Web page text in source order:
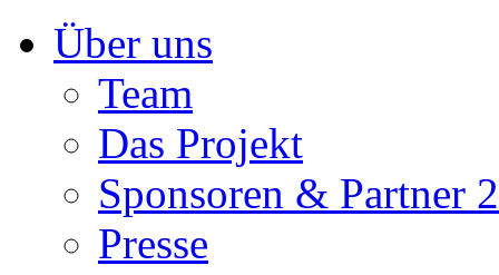
Inhalt
springenÜber uns
Team
Das Projekt
Sponsoren & Partner
Presse